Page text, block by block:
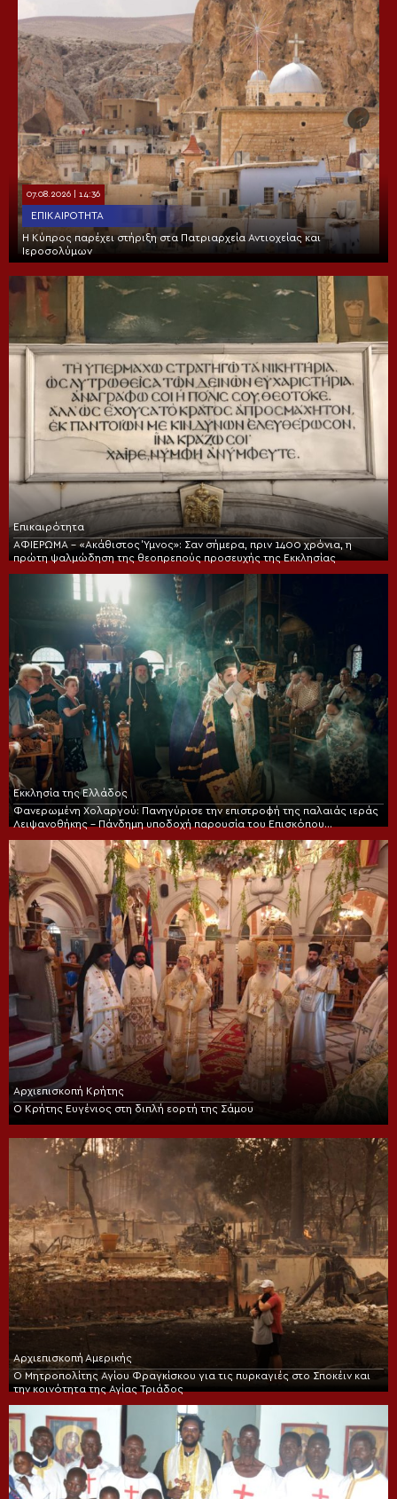
07.08.2026 | 14:36
ΕΠΙΚΑΙΡΌΤΗΤΑ
Η Κύπρος παρέχει στήριξη στα Πατριαρχεία Αντιοχείας και
Ιεροσολύμων
Επικαιρότητα
ΑΦΙΕΡΩΜΑ – «Ακάθιστος Ύμνος»: Σαν σήμερα, πριν 1400 χρόνια, η
πρώτη ψαλμώδηση της θεοπρεπούς προσευχής της Εκκλησίας
Εκκλησία της Ελλάδος
Φανερωμένη Χολαργού: Πανηγύρισε την επιστροφή της παλαιάς ιεράς
Λειψανοθήκης – Πάνδημη υποδοχή παρουσία του Επισκόπου
Χριστουπόλεως
Αρχιεπισκοπή Κρήτης
Ο Κρήτης Ευγένιος στη διπλή εορτή της Σάμου
Αρχιεπισκοπή Αμερικής
Ο Μητροπολίτης Αγίου Φραγκίσκου για τις πυρκαγιές στο Σποκέιν και
την κοινότητα της Αγίας Τριάδος